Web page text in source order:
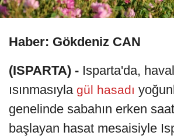
Haber: Gökdeniz CAN
(ISPARTA) - Isparta'da,
ısınmasıyla gül hasadı
genelinde sabahın erken
başlayan hasat mesaisiyle